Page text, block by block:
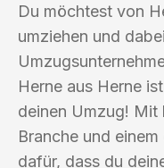
Du möchtest von
umziehen und
Herne aus Herne
deinen Umzug! Mit
Branche und
dafür, dass du